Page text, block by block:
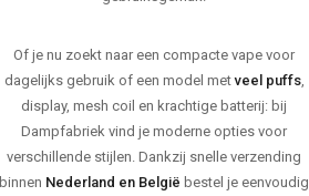
Of je nu zoekt naar een compacte vape voor
dagelijks gebruik of een model metveel puffs,
display, mesh coil en krachtige batterij: bij
Dampfabriek vind je moderne opties voor
verschillende stijlen. Dankzij snelle verzending
binnen Nederland en België bestel je eenvoudig